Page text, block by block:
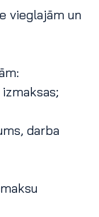
vieglajām un
darba